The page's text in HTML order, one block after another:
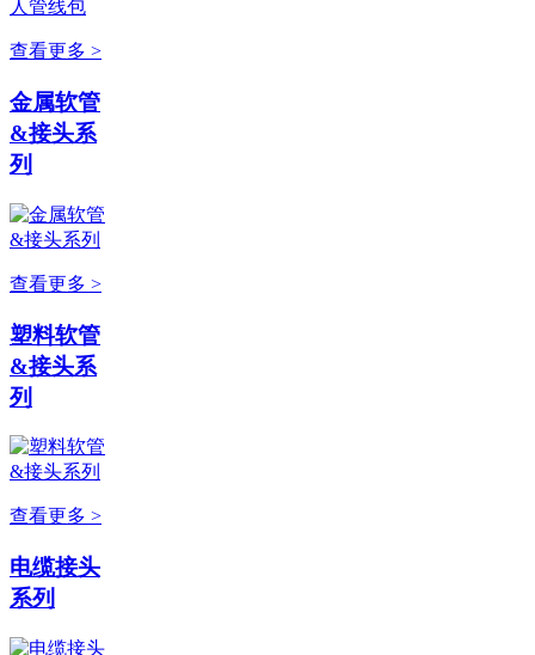
查看更多 >
金属软管
&接头系
列
查看更多 >
塑料软管
&接头系
列
查看更多 >
电缆接头
系列